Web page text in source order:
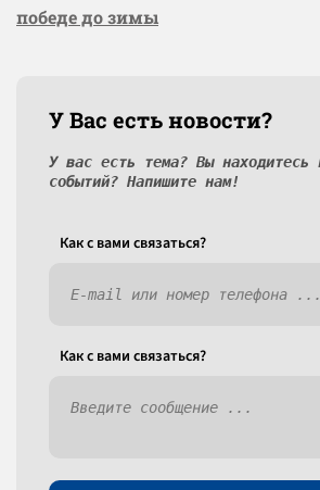
победе до зимы
У Вас есть новости?
У вас есть тема? Вы находитесь
событий? Напишите нам!
Как c вами связаться?
Как c вами связаться?